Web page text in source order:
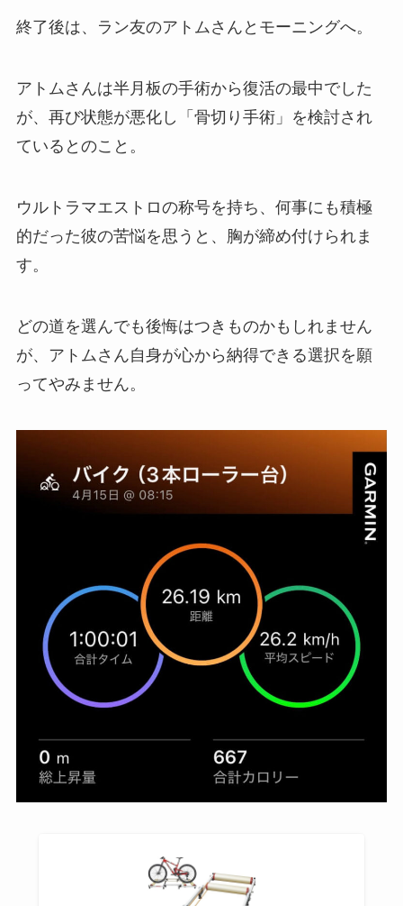
終了後は、ラン友のアトムさんとモーニングへ。
アトムさんは半月板の手術から復活の最中でした
が、再び状態が悪化し「骨切り手術」を検討され
ているとのこと。
ウルトラマエストロの称号を持ち、何事にも積極
的だった彼の苦悩を思うと、胸が締め付けられま
す。
どの道を選んでも後悔はつきものかもしれません
が、アトムさん自身が心から納得できる選択を願
ってやみません。